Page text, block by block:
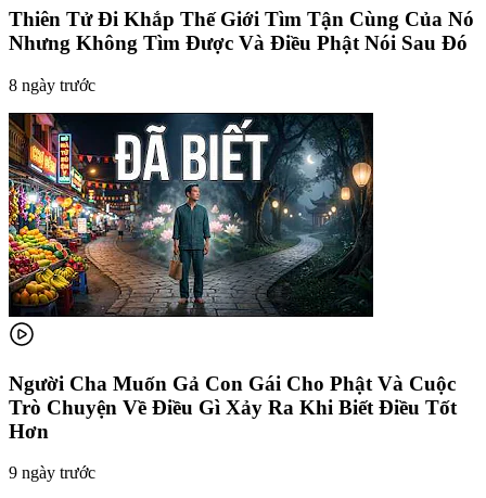
Thiên Tử Đi Khắp Thế Giới Tìm Tận Cùng Của Nó
Nhưng Không Tìm Được Và Điều Phật Nói Sau Đó
8 ngày trước
Người Cha Muốn Gả Con Gái Cho Phật Và Cuộc
Trò Chuyện Về Điều Gì Xảy Ra Khi Biết Điều Tốt
Hơn
9 ngày trước